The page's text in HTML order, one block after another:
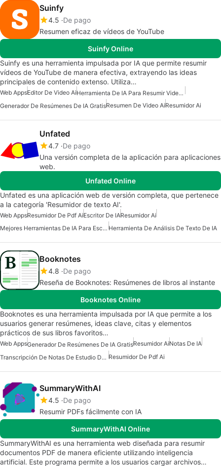
Suinfy
4.5 De pago
Resumen eficaz de vídeos de YouTube
Suinfy Online
Suinfy es una herramienta impulsada por IA que permite resumir
vídeos de YouTube de manera efectiva, extrayendo las ideas
principales de contenido extenso. Utiliza…
Web AppsEditor De Video Ai
Herramienta De IA Para Resumir Videos De YouTube
Generador De Resúmenes De IA GratisResumen De Video AiResumidor Ai
Unfated
4.7 De pago
Una versión completa de la aplicación para aplicaciones
web.
Unfated Online
Unfated es una aplicación web de versión completa, que pertenece
a la categoría 'Resumidor de texto AI'.
Web AppsResumidor De Pdf AiEscritor De IAResumidor Ai
Mejores Herramientas De IA Para Escritores Herramienta De Análisis De Texto De IA
Booknotes
4.8 De pago
Reseña de Booknotes: Resúmenes de libros al instante
Booknotes Online
Booknotes es una herramienta impulsada por IA que permite a los
usuarios generar resúmenes, ideas clave, citas y elementos
prácticos de sus libros favoritos…
Web AppsGenerador De Resúmenes De IA GratisResumidor AiNotas De IA
Transcripción De Notas De Estudio De Ai Resumidor De Pdf Ai
SummaryWithAI
4.5 De pago
Resumir PDFs fácilmente con IA
SummaryWithAI Online
SummaryWithAI es una herramienta web diseñada para resumir
documentos PDF de manera eficiente utilizando inteligencia
artificial. Este programa permite a los usuarios cargar archivos…